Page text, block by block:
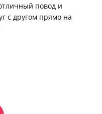
повод и
с другом прямо на